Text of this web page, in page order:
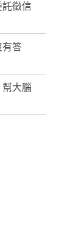
託徵信
有答
大腦